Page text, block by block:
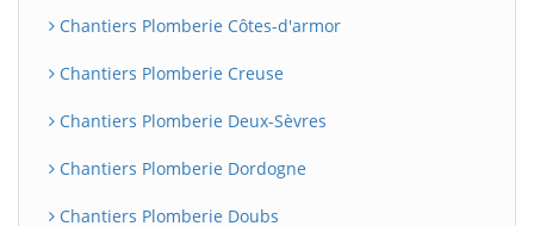
Chantiers Plomberie Côtes-d'armor
Chantiers Plomberie Creuse
Chantiers Plomberie Deux-Sèvres
Chantiers Plomberie Dordogne
Chantiers Plomberie Doubs